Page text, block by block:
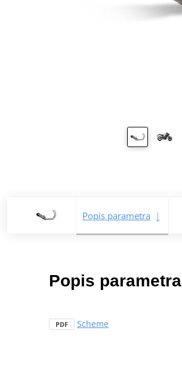
Popis parametra
Popis parametra
PDF Scheme